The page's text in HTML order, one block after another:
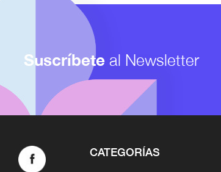
Suscríbete al Newsletter
CATEGORÍAS